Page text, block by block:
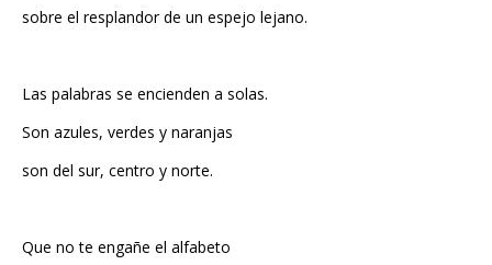
sobre el resplandor de un espejo lejano.
Las palabras se encienden a solas.
Son azules, verdes y naranjas
son del sur, centro y norte.
Que no te engañe el alfabeto